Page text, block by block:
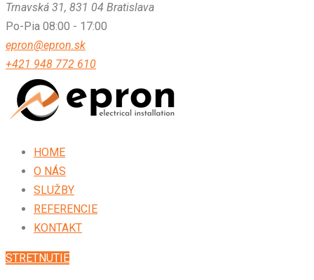
Trnavská 31, 831 04 Bratislava
Po-Pia 08:00 - 17:00
epron@epron.sk
+421 948 772 610
HOME
O NÁS
SLUŽBY
REFERENCIE
KONTAKT
STRETNUTIE